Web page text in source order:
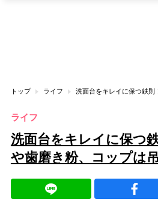
トップ ライフ
ライフ
洗面台をキレイに保つ
や歯磨き粉、コップは